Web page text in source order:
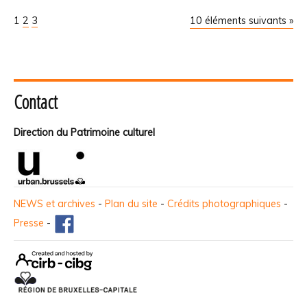
10 éléments suivants »
1 2 3
Contact
Direction du Patrimoine culturel
NEWS et archives - Plan du site - Crédits photographiques -
Presse -